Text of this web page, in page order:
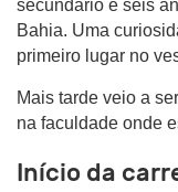
secundário e seis
Bahia. Uma
primeiro lugar no
Mais tarde veio a
na faculdade onde
Início da